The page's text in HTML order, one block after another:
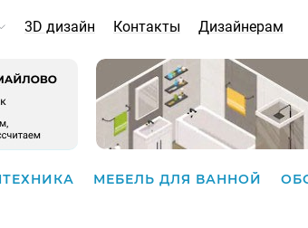
3D дизайн Контакты Дизайнерам
МЕБЕЛЬ ДЛЯ ВАННОЙ